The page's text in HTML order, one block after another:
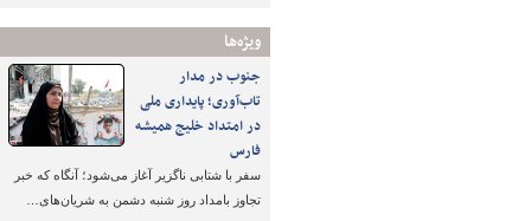
ویژه‌ها
جنوب در مدار
تاب‌آوری؛ پایداری ملی
در امتداد خلیج همیشه
فارس
سفر با شتابی ناگزیر آغاز می‌شود؛ آنگاه که خبر
تجاوز بامداد روز شنبه دشمن به شریان‌های…